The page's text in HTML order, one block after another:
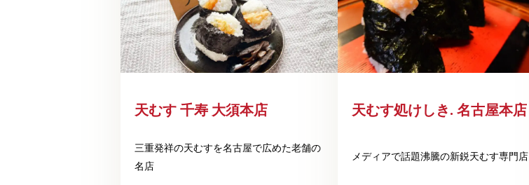
天むす 千寿 大須本店
三重発祥の天むすを名古屋で広めた老舗の
名店
天むす処けしき. 名古屋本店
メディアで話題沸騰の新鋭天むす専門店